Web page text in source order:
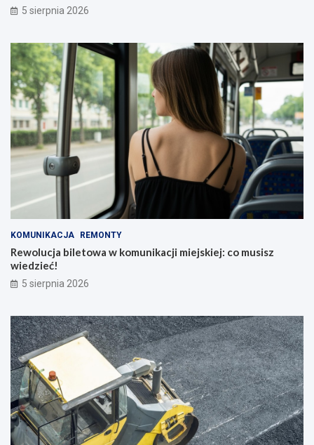
5 sierpnia 2026
KOMUNIKACJA REMONTY
Rewolucja biletowa w komunikacji miejskiej: co musisz
wiedzieć!
5 sierpnia 2026